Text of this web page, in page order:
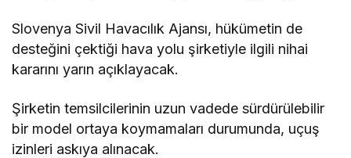
Slovenya Sivil Havacılık Ajansı, hükümetin de
desteğini çektiği hava yolu şirketiyle ilgili nihai
kararını yarın açıklayacak.
Şirketin temsilcilerinin uzun vadede sürdürülebilir
bir model ortaya koymamaları durumunda, uçuş
izinleri askıya alınacak.